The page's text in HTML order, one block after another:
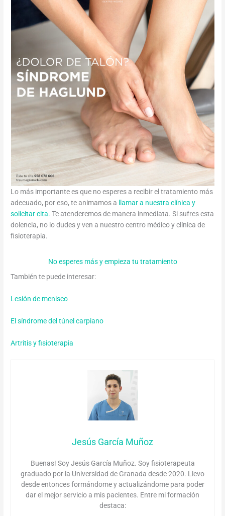
Lo más importante es que no esperes a recibir el tratamiento más
adecuado, por eso, te animamos a
llamar a nuestra clínica y
solicitar cita. Te atenderemos de manera inmediata. Si sufres esta
dolencia, no lo dudes y ven a nuestro centro médico y clínica de
fisioterapia.
No esperes más y empieza tu tratamiento
También te puede interesar:
Lesión de menisco
El síndrome del túnel carpiano
Artritis y fisioterapia
Jesús García Muñoz
Buenas! Soy Jesús García Muñoz. Soy fisioterapeuta
graduado por la Universidad de Granada desde 2020. Llevo
desde entonces formándome y actualizándome para poder
dar el mejor servicio a mis pacientes. Entre mi formación
destaca: